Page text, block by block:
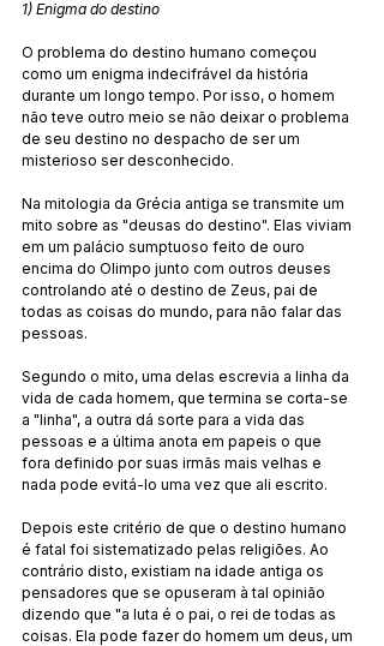
1) Enigma do destino
O problema do destino humano começou
como um enigma indecifrável da história
durante um longo tempo. Por isso, o homem
não teve outro meio se não deixar o problema
de seu destino no despacho de ser um
misterioso ser desconhecido.
Na mitologia da Grécia antiga se transmite um
mito sobre as "deusas do destino". Elas viviam
em um palácio sumptuoso feito de ouro
encima do Olimpo junto com outros deuses
controlando até o destino de Zeus, pai de
todas as coisas do mundo, para não falar das
pessoas.
Segundo o mito, uma delas escrevia a linha da
vida de cada homem, que termina se corta-se
a "linha", a outra dá sorte para a vida das
pessoas e a última anota em papeis o que
fora definido por suas irmãs mais velhas e
nada pode evitá-lo uma vez que ali escrito.
Depois este critério de que o destino humano
é fatal foi sistematizado pelas religiões. Ao
contrário disto, existiam na idade antiga os
pensadores que se opuseram à tal opinião
dizendo que "a luta é o pai, o rei de todas as
coisas. Ela pode fazer do homem um deus, um